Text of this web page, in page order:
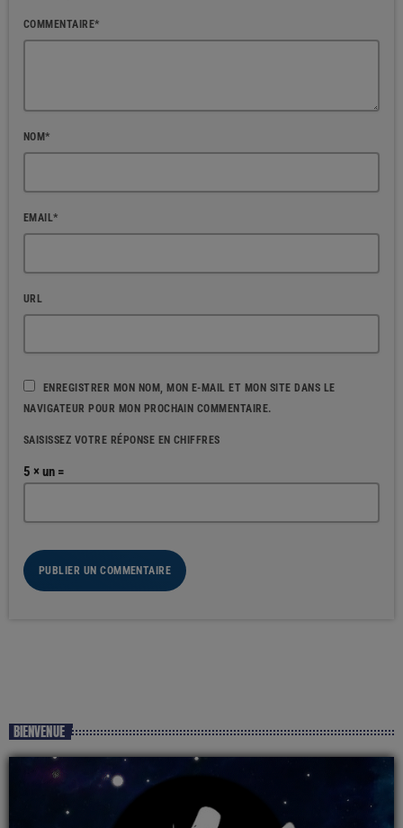
COMMENTAIRE*
NOM*
EMAIL*
URL
ENREGISTRER MON NOM, MON E-MAIL ET MON SITE DANS LE
NAVIGATEUR POUR MON PROCHAIN COMMENTAIRE.
SAISISSEZ VOTRE RÉPONSE EN CHIFFRES
5 × un =
BIENVENUE